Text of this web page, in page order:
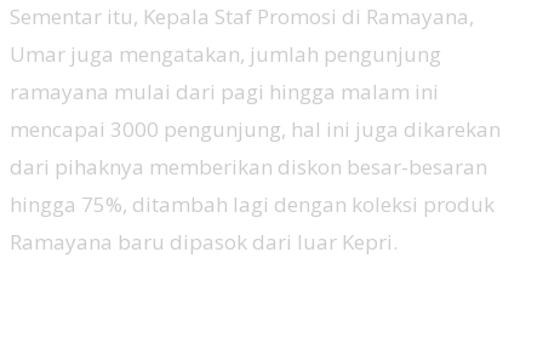
Sementar itu, Kepala Staf Promosi di Ramayana,
Umar juga mengatakan, jumlah pengunjung
ramayana mulai dari pagi hingga malam ini
mencapai 3000 pengunjung, hal ini juga dikarekan
dari pihaknya memberikan diskon besar-besaran
hingga 75%, ditambah lagi dengan koleksi produk
Ramayana baru dipasok dari luar Kepri.